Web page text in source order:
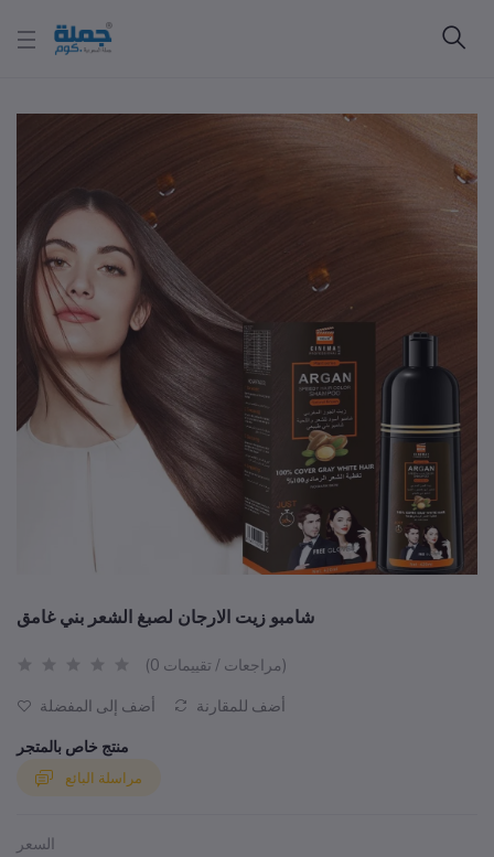
شامبو زيت الارجان لصبغ الشعر بني غامق
(0 مراجعات / تقييمات)
أضف إلى المفضلة أضف للمقارنة
منتج خاص بالمتجر
مراسلة البائع
السعر